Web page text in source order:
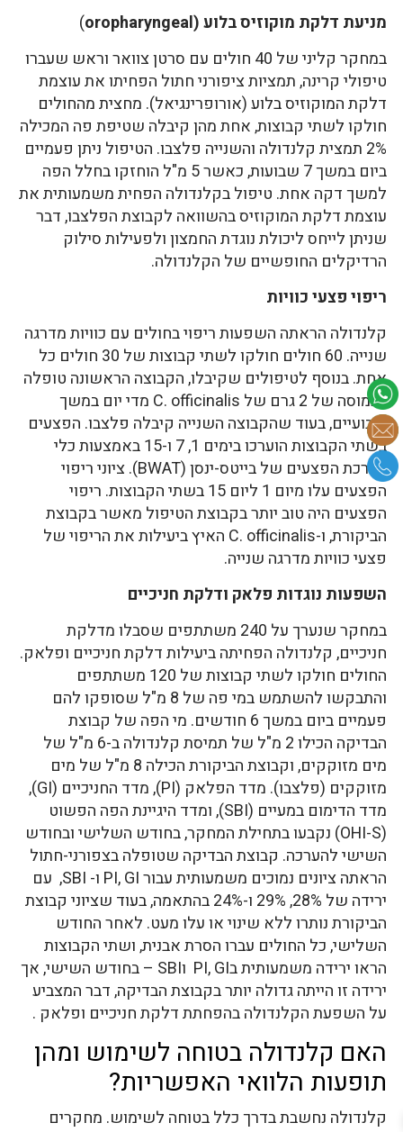
מניעת דלקת מוקוזיס בלוע (oropharyngeal
)
במחקר קליני של 40 חולים עם סרטן צוואר וראש שעברו
טיפולי קרינה, תמציות ציפורני חתול הפחיתו את עוצמת
דלקת המוקוזיס בלוע (אורופרינגיאל). מחצית מהחולים
חולקו לשתי קבוצות, אחת מהן קיבלה שטיפת פה המכילה
2% תמצית קלנדולה והשנייה פלצבו. הטיפול ניתן פעמיים
ביום במשך 7 שבועות, כאשר 5 מ"ל הוחזקו בחלל הפה
למשך דקה אחת. טיפול בקלנדולה הפחית משמעותית את
עוצמת דלקת המוקוזיס בהשוואה לקבוצת הפלצבו, דבר
שניתן לייחס ליכולת נוגדת החמצון ולפעילות סילוק
הרדיקלים החופשיים של הקלנדולה.
ריפוי פצעי כוויות
קלנדולה הראתה השפעות ריפוי בחולים עם כוויות מדרגה
שנייה. 60 חולים חולקו לשתי קבוצות של 30 חולים כל
אחת. בנוסף לטיפולים שקיבלו, הקבוצה הראשונה טופלה
בכמוסה של 2 גרם של C. officinalis מדי יום במשך
שבועיים, בעוד שהקבוצה השנייה קיבלה פלצבו. הפצעים
בשתי הקבוצות הוערכו בימים 1, 7 ו-15 באמצעות כלי
הערכת הפצעים של בייטס-ינסן (BWAT). ציוני ריפוי
הפצעים עלו מיום 1 ליום 15 בשתי הקבוצות. ריפוי
הפצעים היה טוב יותר בקבוצת הטיפול מאשר בקבוצת
הביקורת, ו-C. officinalis האיץ ביעילות את הריפוי של
פצעי כוויות מדרגה שנייה.
השפעות נוגדות פלאק ודלקת חניכיים
במחקר שנערך על 240 משתתפים שסבלו מדלקת
חניכיים, קלנדולה הפחיתה ביעילות דלקת חניכיים ופלאק.
החולים חולקו לשתי קבוצות של 120 משתתפים
והתבקשו להשתמש במי פה של 8 מ"ל שסופקו להם
פעמיים ביום במשך 6 חודשים. מי הפה של קבוצת
הבדיקה הכילו 2 מ"ל של תמיסת קלנדולה ב-6 מ"ל של
מים מזוקקים, וקבוצת הביקורת הכילה 8 מ"ל של מים
מזוקקים (פלצבו). מדד הפלאק (PI), מדד החניכיים (GI),
מדד הדימום במעיים (SBI), ומדד היגיינת הפה הפשוט
(OHI-S) נקבעו בתחילת המחקר, בחודש השלישי ובחודש
השישי להערכה. קבוצת הבדיקה שטופלה בצפורני-חתול
הראתה ציונים נמוכים משמעותית עבור PI, GI ו- SBI, עם
ירידה של 28%, 29% ו-24% בהתאמה, בעוד שציוני קבוצת
הביקורת נותרו ללא שינוי או עלו מעט. לאחר החודש
השלישי, כל החולים עברו הסרת אבנית, ושתי הקבוצות
הראו ירידה משמעותית בPI, GI וSBI – בחודש השישי, אך
ירידה זו הייתה גדולה יותר בקבוצת הבדיקה, דבר המצביע
על השפעת הקלנדולה בהפחתת דלקת חניכיים ופלאק .
האם קלנדולה בטוחה לשימוש ומהן
תופעות הלוואי האפשריות?
קלנדולה נחשבת בדרך כלל בטוחה לשימוש. מחקרים